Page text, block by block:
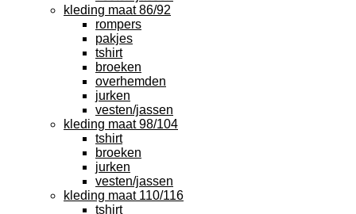
kleding maat 86/92
rompers
pakjes
tshirt
broeken
overhemden
jurken
vesten/jassen
kleding maat 98/104
tshirt
broeken
jurken
vesten/jassen
kleding maat 110/116
tshirt